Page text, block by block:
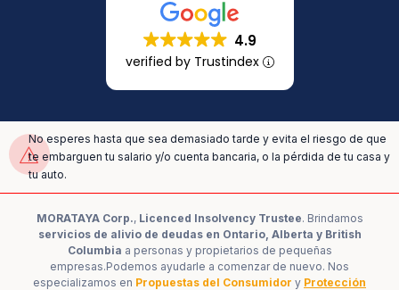
4.9
verified by Trustindex
No esperes hasta que sea demasiado tarde y evita el riesgo de que
te embarguen tu salario y/o cuenta bancaria, o la pérdida de tu casa y
tu auto.
MORATAYA Corp., Licenced Insolvency Trustee. Brindamos
servicios de alivio de deudas en Ontario, Alberta y British
Columbia a personas y propietarios de pequeñas
empresas.Podemos ayudarle a comenzar de nuevo. Nos
especializamos en Propuestas del Consumidor y Protección